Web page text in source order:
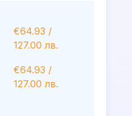
€64.93 /
127.00 лв.
€64.93 /
127.00 лв.